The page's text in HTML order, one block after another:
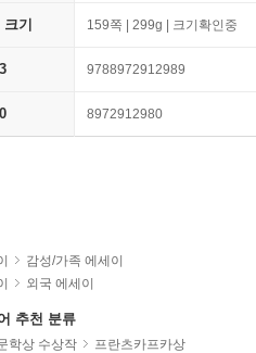
기 159쪽 | 299g | 크기확인중
9788972912989
8972912980
감성/가족 에세이
외국 에세이
추천 분류
학상 수상작 프란츠카프카상